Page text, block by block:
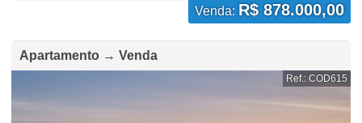
Venda: R$ 878.000,00
Apartamento → Venda
Ref.: COD615